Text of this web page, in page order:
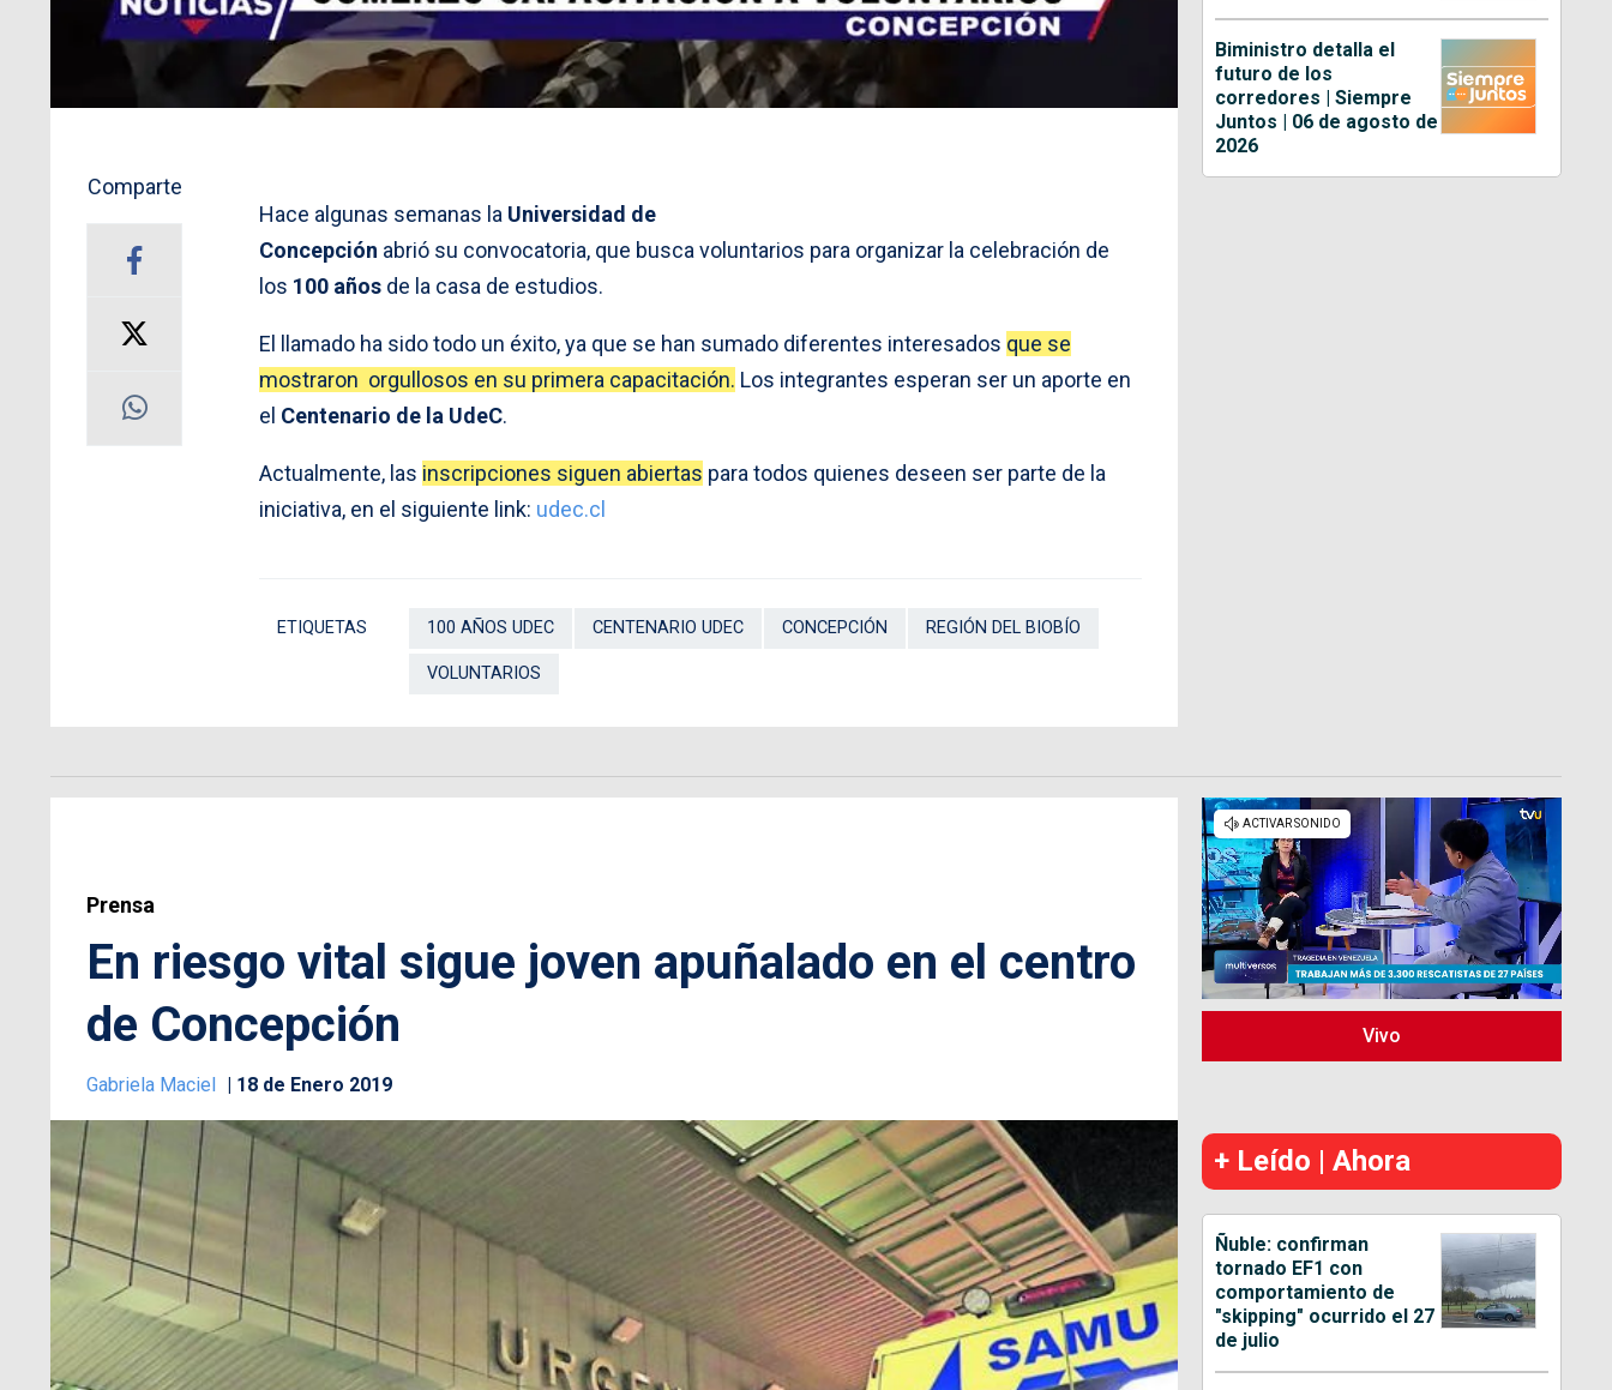
Comparte
Hace algunas semanas la Universidad de
Concepción abrió su convocatoria, que busca voluntarios para organizar la celebración de
los 100 años de la casa de estudios.
El llamado ha sido todo un éxito, ya que se han sumado diferentes interesados que se
mostraron orgullosos en su primera capacitación. Los integrantes esperan ser un aporte en
el Centenario de la UdeC.
Actualmente, las inscripciones siguen abiertas para todos quienes deseen ser parte de la
iniciativa, en el siguiente link: udec.cl
ETIQUETAS 100 AÑOS UDEC CENTENARIO UDEC CONCEPCIÓN REGIÓN DEL BIOBÍO
VOLUNTARIOS
Biministro detalla el
futuro de los
corredores | Siempre
Juntos | 06 de agosto de
2026
Prensa
En riesgo vital sigue joven apuñalado en el centro
de Concepción
Gabriela Maciel 18 de Enero 2019
Vivo
+ Leído | Ahora
Ñuble: confirman
tornado EF1 con
comportamiento de
"skipping" ocurrido el 27
de julio